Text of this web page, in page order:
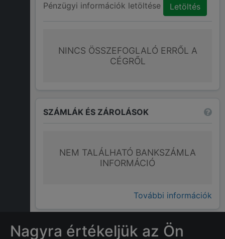
Pénzügyi információk letöltése Letöltés
NINCS ÖSSZEFOGLALÓ ERRŐL A
CÉGRŐL
SZÁMLÁK ÉS ZÁROLÁSOK
NEM TALÁLHATÓ BANKSZÁMLA
INFORMÁCIÓ
További információk
GYAKRAN ISMÉTELT KÉRDÉSEK
Nagyra értékeljük az Ön